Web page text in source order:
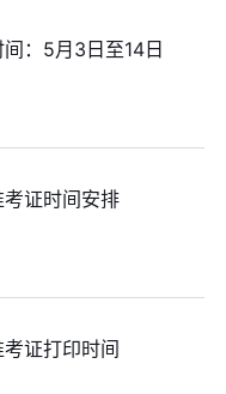
：5月3日至14日
证时间安排
证打印时间